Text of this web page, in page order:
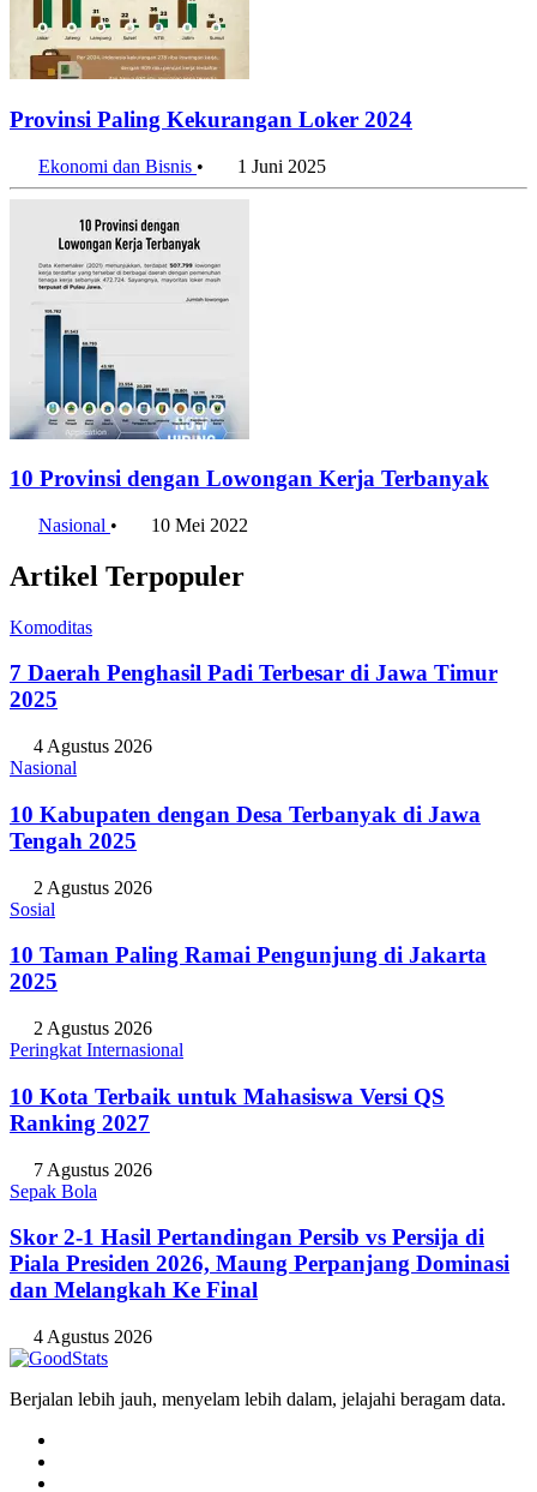
Provinsi Paling Kekurangan Loker 2024
Ekonomi dan Bisnis • 1 Juni 2025
10 Provinsi dengan Lowongan Kerja Terbanyak
Nasional • 10 Mei 2022
Artikel Terpopuler
Komoditas
7 Daerah Penghasil Padi Terbesar di Jawa Timur
2025
4 Agustus 2026
Nasional
10 Kabupaten dengan Desa Terbanyak di Jawa
Tengah 2025
2 Agustus 2026
Sosial
10 Taman Paling Ramai Pengunjung di Jakarta
2025
2 Agustus 2026
Peringkat Internasional
10 Kota Terbaik untuk Mahasiswa Versi QS
Ranking 2027
7 Agustus 2026
Sepak Bola
Skor 2-1 Hasil Pertandingan Persib vs Persija di
Piala Presiden 2026, Maung Perpanjang Dominasi
dan Melangkah Ke Final
4 Agustus 2026
Berjalan lebih jauh, menyelam lebih dalam, jelajahi beragam data.